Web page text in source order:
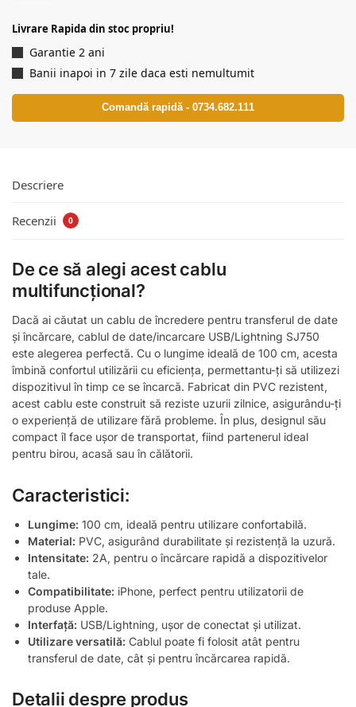
Livrare Rapida din stoc propriu!
Garantie 2 ani
Banii inapoi in 7 zile daca esti nemultumit
Comandă rapidă - 0734.682.111
Descriere
Recenzii 0
De ce să alegi acest cablu
multifuncțional?
Dacă ai căutat un cablu de încredere pentru transferul de date
și încărcare, cablul de date/incarcare USB/Lightning SJ750
este alegerea perfectă. Cu o lungime ideală de 100 cm, acesta
îmbină confortul utilizării cu eficiența, permettantu-ți să utilizezi
dispozitivul în timp ce se încarcă. Fabricat din PVC rezistent,
acest cablu este construit să reziste uzurii zilnice, asigurându-ți
o experiență de utilizare fără probleme. În plus, designul său
compact îl face ușor de transportat, fiind partenerul ideal
pentru birou, acasă sau în călătorii.
Caracteristici:
Lungime: 100 cm, ideală pentru utilizare confortabilă.
Material: PVC, asigurând durabilitate și rezistență la uzură.
Intensitate: 2A, pentru o încărcare rapidă a dispozitivelor
tale.
Compatibilitate: iPhone, perfect pentru utilizatorii de
produse Apple.
Interfață: USB/Lightning, ușor de conectat și utilizat.
Utilizare versatilă: Cablul poate fi folosit atât pentru
transferul de date, cât și pentru încărcarea rapidă.
Detalii despre produs